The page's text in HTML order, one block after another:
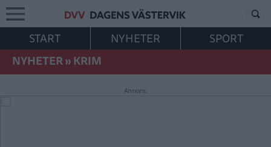
START NYHETER
SPORT
NYHETER»KRIM
Annons: